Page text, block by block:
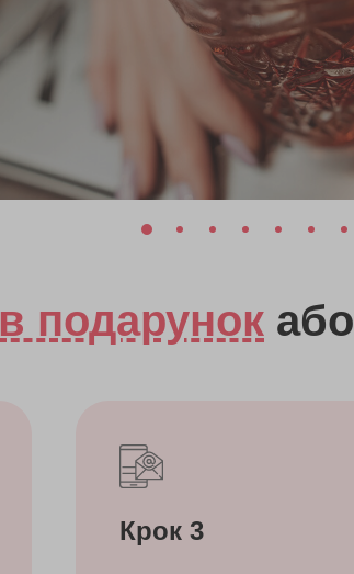
в подарунок або
Крок 3